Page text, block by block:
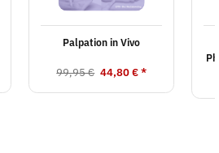
Palpation in Vivo
99,95 € 44,80 €*